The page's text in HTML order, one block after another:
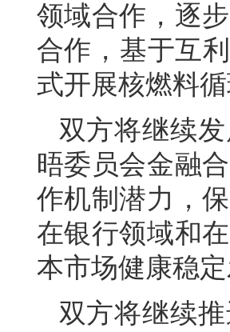
领域合作，逐
合作，基于互
式开展核燃料
双方将继续
晤委员会金融
作机制潜力，
在银行领域和
本市场健康稳
双方将继续